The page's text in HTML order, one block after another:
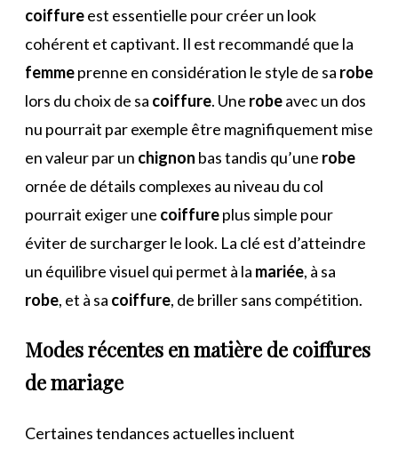
coiffureest essentielle pour créer un look
cohérent et captivant. Il est recommandé que la
femmeprenne en considération le style de sa robe
lors du choix de sa coiffure. Une robeavec un dos
nu pourrait par exemple être magnifiquement mise
en valeur par un chignon bas tandis qu’une robe
ornée de détails complexes au niveau du col
pourrait exiger une coiffureplus simple pour
éviter de surcharger le look. La clé est d’atteindre
un équilibre visuel qui permet à la mariée, à sa
robe, et à sa coiffure, de briller sans compétition.
Modesrécentes en matière de coiffures
demariage
Certaines tendances actuelles incluent